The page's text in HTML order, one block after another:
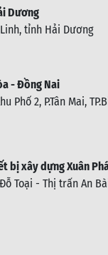
Dương
tỉnh Hải Dương
- Đồng Nai
Phố 2, P.Tân Mai,
bị xây dựng Xuân
Toại - Thị trấn An